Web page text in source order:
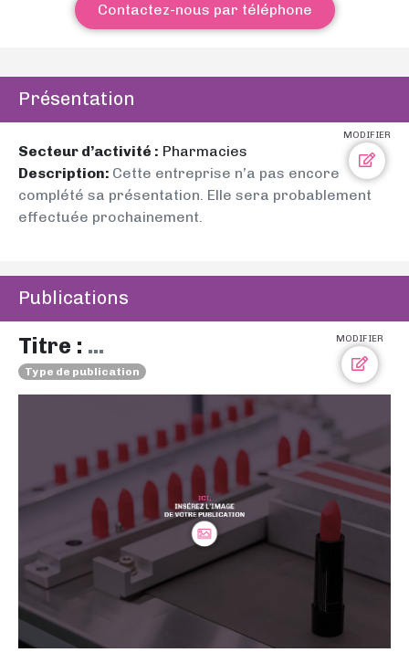
Contactez-nous par téléphone
Présentation
MODIFIER
Secteur d’activité : Pharmacies
Description: Cette entreprise n’a pas encore
complété sa présentation. Elle sera probablement
effectuée prochainement.
Publications
MODIFIER
Titre : ...
Type de publication